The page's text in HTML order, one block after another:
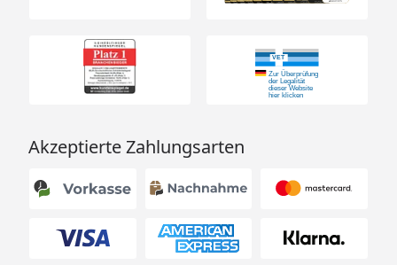
Akzeptierte Zahlungsarten